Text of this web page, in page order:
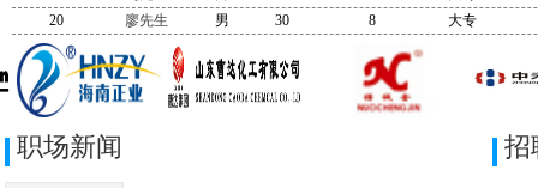
20
廖先生 男 30 8 大专
职场新闻 招